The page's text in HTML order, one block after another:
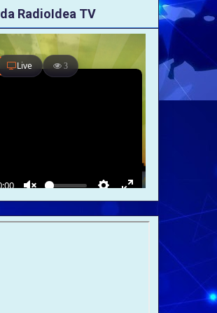
RadioIdea TV